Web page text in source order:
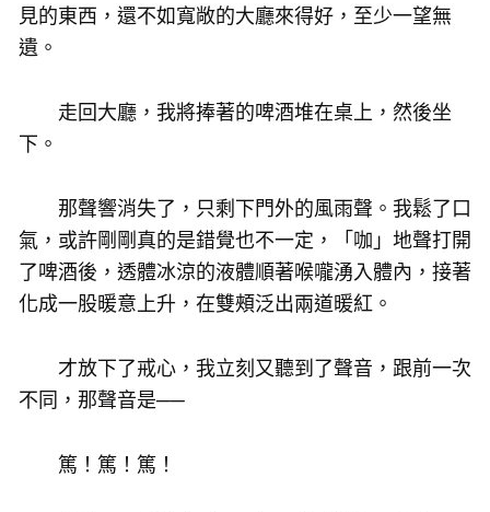
見的東西，還不如寬敞的大廳來得好，至少一望無
遺。
走回大廳，我將捧著的啤酒堆在桌上，然後坐
下。
那聲響消失了，只剩下門外的風雨聲。我鬆了口
氣，或許剛剛真的是錯覺也不一定，「咖」地聲打開
了啤酒後，透體冰涼的液體順著喉嚨湧入體內，接著
化成一股暖意上升，在雙頰泛出兩道暖紅。
才放下了戒心，我立刻又聽到了聲音，跟前一次
不同，那聲音是──
篤！篤！篤！